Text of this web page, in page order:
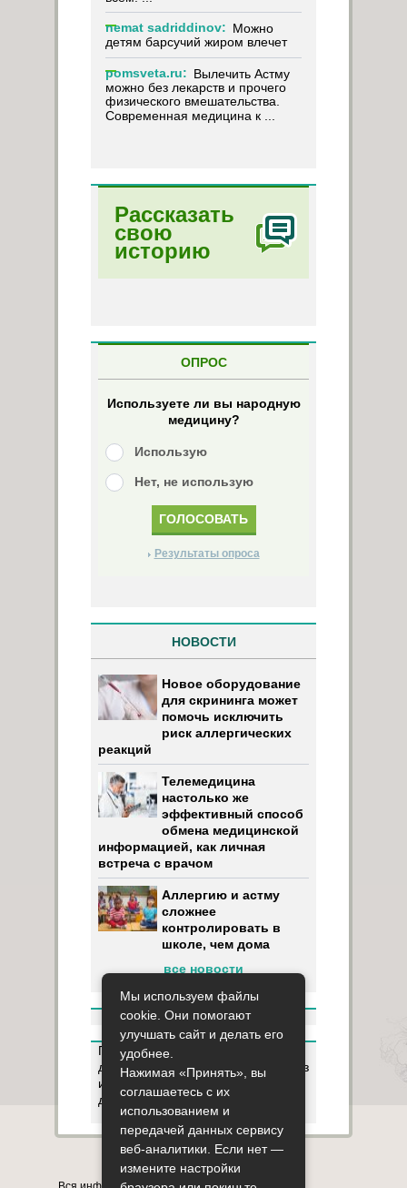
nemat sadriddinov: Можно
детям барсучий жиром влечет
pomsveta.ru: Вылечить Астму
можно без лекарств и прочего
физического вмешательства.
Современная медицина к ...
Рассказать
свою
историю
ОПРОС
Используете ли вы народную
медицину?
Использую
Нет, не использую
Результаты опроса
НОВОСТИ
Новое оборудование
для скрининга может
помочь исключить
риск аллергических
реакций
Телемедицина
настолько же
эффективный способ
обмена медицинской
информацией, как личная
встреча с врачом
Аллергию и астму
сложнее
контролировать в
школе, чем дома
все новости
Пользуясь данным ресурсом вы
даёте разрешение на сбор, анализ
и хранение своих персональных
данных согласно Правилам
Карта сайта О сайте Контакты
Мы используем файлы
cookie. Они помогают
улучшать сайт и делать его
удобнее.
Нажимая «Принять», вы
соглашаетесь с их
использованием и
передачей данных сервису
веб-аналитики. Если нет —
измените настройки